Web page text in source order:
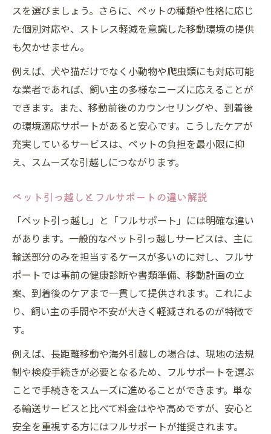
スを選びましょう。さらに、ペットの種類や性格に応じ
た個別対応や、ストレス軽減を意識した移動環境の提供
も欠かせません。
例えば、犬や猫だけでなく小動物や爬虫類にも対応可能
な業者であれば、飼い主の多様なニーズに応えることが
できます。また、移動前後のカウンセリングや、到着後
の環境適応サポートがあると安心です。こうしたケアが
充実しているサービスは、ペットの負担を最小限に抑
え、スムーズな引越しにつながります。
ペット引っ越しとフルサポートの違い解説
「ペット引っ越し」と「フルサポート」には明確な違い
があります。一般的なペット引っ越しサービスは、主に
輸送部分のみを担当するケースが多いのに対し、フルサ
ポートでは事前の健康診断や書類準備、移動計画の立
案、到着後のケアまで一貫して提供されます。これによ
り、飼い主の手間や不安が大きく軽減されるのが特徴で
す。
例えば、長距離移動や海外引越しの場合は、現地の法規
制や検疫手続きが必要となるため、フルサポートを選ぶ
ことで手続きをスムーズに進めることができます。単な
る輸送サービスと比べて料金はやや高めですが、安心と
安全を重視する方にはフルサポートが推奨されます。